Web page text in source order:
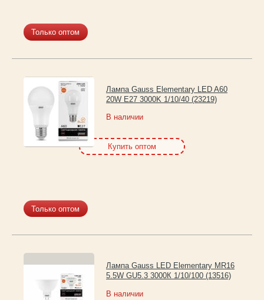
Только оптом
Лампа Gauss Elementary LED A60
20W E27 3000K 1/10/40 (23219)
В наличии
Купить оптом
Только оптом
Лампа Gauss LED Elementary MR16
5.5W GU5.3 3000К 1/10/100 (13516)
В наличии